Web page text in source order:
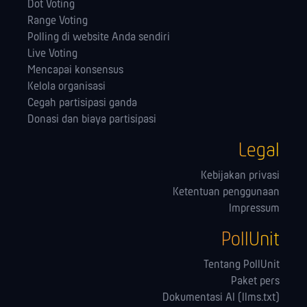
Dot Voting
Range Voting
Polling di website Anda sendiri
Live Voting
Mencapai konsensus
Kelola orga­nisasi
Cegah partisipasi ganda
Donasi dan biaya partisipasi
Legal
Kebijakan privasi
Ketentuan penggunaan
Impressum
PollUnit
Tentang PollUnit
Paket pers
Dokumentasi AI (llms.txt)